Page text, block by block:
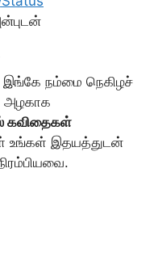
இங்கே நம்மை நெகிழச்
அழகாக
கவிதைகள்
உங்கள் இதயத்துடன்